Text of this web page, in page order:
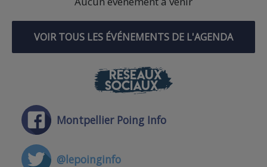
VOIR TOUS LES ÉVÉNEMENTS DE L'AGENDA
RÉSEAUX
SOCIAUX
Montpellier Poing Info
@lepoinginfo